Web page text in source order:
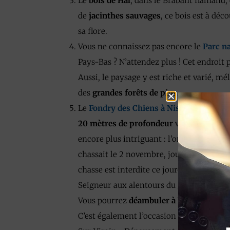
de jacinthes sauvages, ce bois est à
sa flore.
Vous ne connaissez pas encore le Parc
Pays-Bas ? N’attendez plus ! Cet
Aussi, le paysage y est riche et varié,
des grandes forêts de pins.
Le Fondry des Chiens à Nismesest un
20 mètres de profondeur vous
encore plus intriguant : l’on raconte
chassait le 2 novembre, jour des morts,
chasse est interdite ce jour-là ! Chaque
Seigneur aux alentours du gouffre…
Vous pourrez déambuler à l’intérieur de
C’est également l’occasion de